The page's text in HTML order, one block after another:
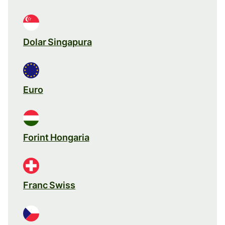
Dolar Singapura
Euro
Forint Hongaria
Franc Swiss